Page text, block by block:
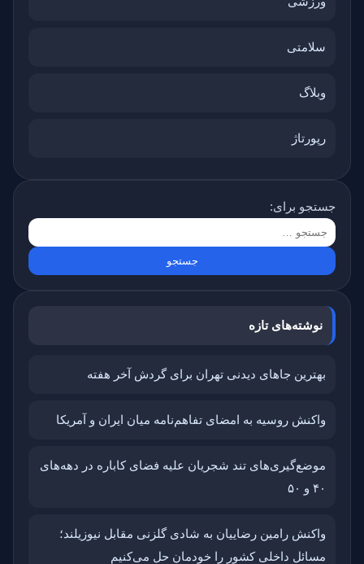
سلامتی
وبلاگ
رپورتاژ
جستجو برای:
نوشته‌های تازه
بهترین جاهای دیدنی تهران برای گردش آخر هفته
واکنش روسیه به امضای تفاهم‌نامه میان ایران و آمریکا
موضع‌گیری‌های تند شجریان علیه فضای کاباره در دهه‌های
۴۰ و ۵۰
واکنش رامین رضاییان به شادی گلزنی مقابل نیوزیلند؛
مسائل داخلی کشور را خودمان حل می‌کنیم